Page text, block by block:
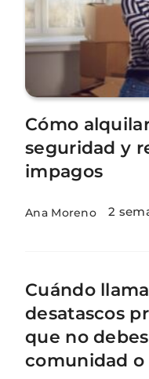
Cómo
seguridad y
impagos
Ana Moreno 2
Cuándo
desatascos
que no
comunidad